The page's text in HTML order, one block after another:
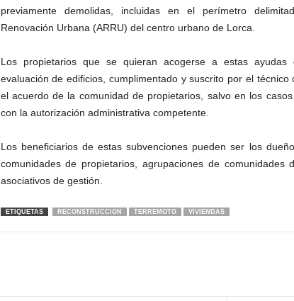
previamente demolidas, incluidas en el perímetro
Renovación Urbana (ARRU) del centro urbano de Lorca.
Los propietarios que se quieran acogerse a estas ayudas
evaluación de edificios, cumplimentado y suscrito por el
el acuerdo de la comunidad de propietarios, salvo en los
con la autorización administrativa competente.
Los beneficiarios de estas subvenciones pueden ser los
comunidades de propietarios, agrupaciones de comunidades
asociativos de gestión.
ETIQUETAS RECONSTRUCCION TERREMOTO VIVIENDAS